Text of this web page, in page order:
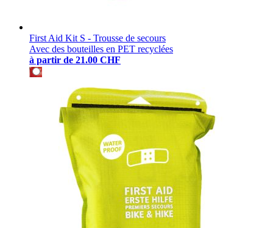
First Aid Kit S - Trousse de secours
Avec des bouteilles en PET recyclées
à partir de 21.00 CHF